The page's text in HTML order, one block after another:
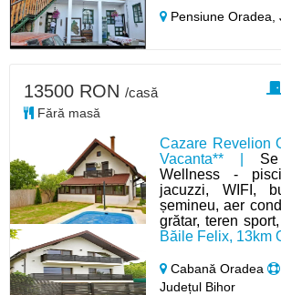
Pensiune Oradea,
Cazare Revelion
Vacanta** |
Wellness -
jacuzzi, WIFI,
șemineu, aer
grătar, teren
Băile Felix, 13km
Cabană Oradea
Județul Bihor
13500 RON /casă
Fără masă